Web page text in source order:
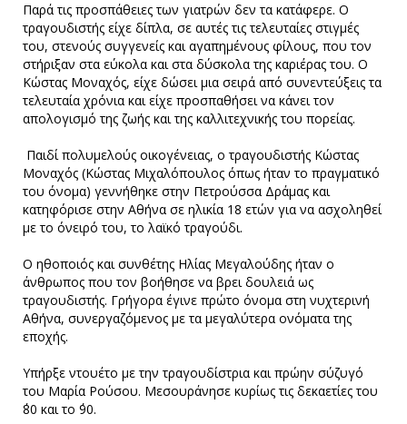
Παρά τις προσπάθειες των γιατρών δεν τα κατάφερε. Ο
τραγουδιστής είχε δίπλα, σε αυτές τις τελευταίες στιγμές
του, στενούς συγγενείς και αγαπημένους φίλους, που τον
στήριξαν στα εύκολα και στα δύσκολα της καριέρας του. Ο
Κώστας Μοναχός, είχε δώσει μια σειρά από συνεντεύξεις τα
τελευταία χρόνια και είχε προσπαθήσει να κάνει τον
απολογισμό της ζωής και της καλλιτεχνικής του πορείας.
Παιδί πολυμελούς οικογένειας, ο τραγουδιστής Κώστας
Μοναχός (Κώστας Μιχαλόπουλος όπως ήταν το πραγματικό
του όνομα) γεννήθηκε στην Πετρούσσα Δράμας και
κατηφόρισε στην Αθήνα σε ηλικία 18 ετών για να ασχοληθεί
με το όνειρό του, το λαϊκό τραγούδι.
Ο ηθοποιός και συνθέτης Ηλίας Μεγαλούδης ήταν ο
άνθρωπος που τον βοήθησε να βρει δουλειά ως
τραγουδιστής. Γρήγορα έγινε πρώτο όνομα στη νυχτερινή
Αθήνα, συνεργαζόμενος με τα μεγαλύτερα ονόματα της
εποχής.
Υπήρξε ντουέτο με την τραγουδίστρια και πρώην σύζυγό
του Μαρία Ρούσου. Μεσουράνησε κυρίως τις δεκαετίες του
΄80 και το ΄90.